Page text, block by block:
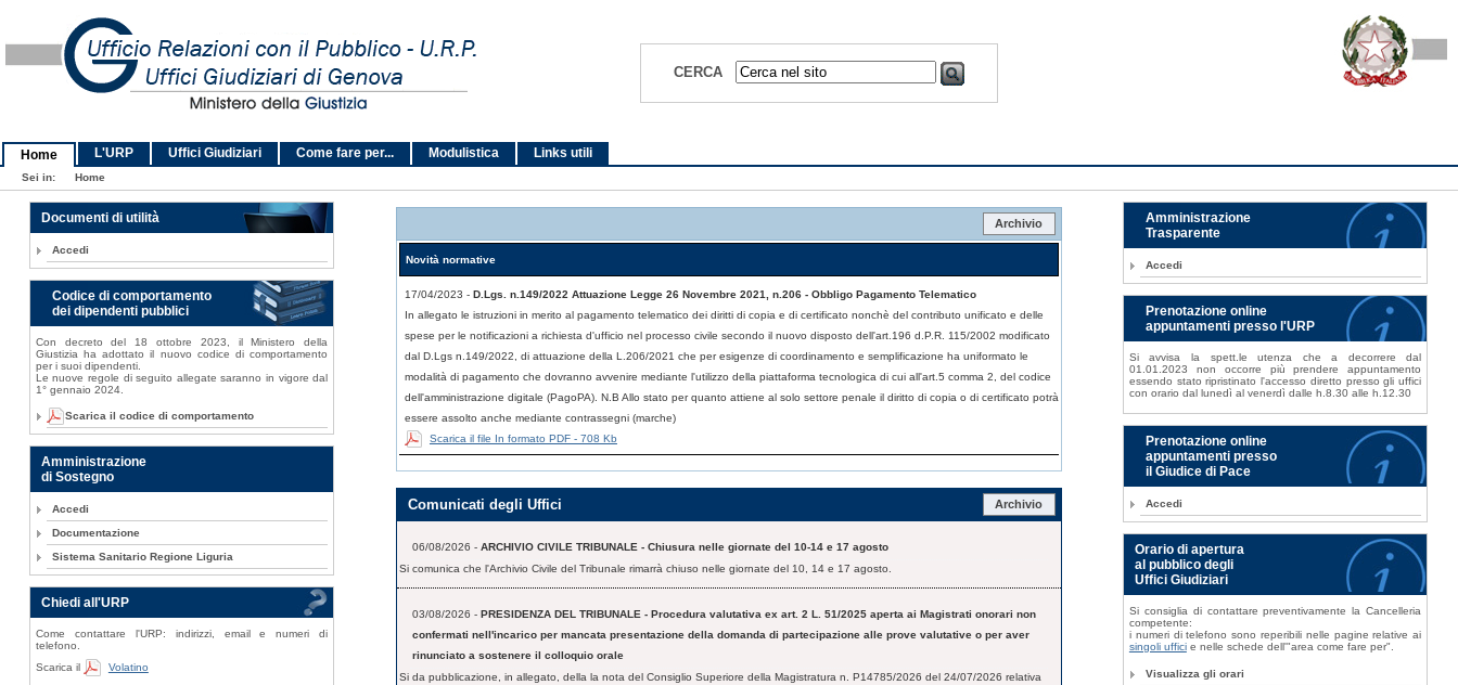
CERCA
Home L'URP Uffici Giudiziari Come fare per... Modulistica Links utili
Sei in: Home
Archivio
Novità normative
17/04/2023 - D.Lgs. n.149/2022 Attuazione Legge 26 Novembre 2021, n.206 - Obbligo Pagamento Telematico
In allegato le istruzioni in merito al pagamento telematico dei diritti di copia e di certificato nonchè del contributo unificato e delle
spese per le notificazioni a richiesta d'ufficio nel processo civile secondo il nuovo disposto dell'art.196 d.P.R. 115/2002 modificato
dal D.Lgs n.149/2022, di attuazione della L.206/2021 che per esigenze di coordinamento e semplificazione ha uniformato le
modalità di pagamento che dovranno avvenire mediante l'utilizzo della piattaforma tecnologica di cui all'art.5 comma 2, del codice
dell'amministrazione digitale (PagoPA). N.B Allo stato per quanto attiene al solo settore penale il diritto di copia o di certificato potrà
essere assolto anche mediante contrassegni (marche)
Scarica il file In formato PDF - 708 Kb
Archivio
Comunicati degli Uffici
06/08/2026 - ARCHIVIO CIVILE TRIBUNALE - Chiusura nelle giornate del 10-14 e 17 agosto
Si comunica che l'Archivio Civile del Tribunale rimarrà chiuso nelle giornate del 10, 14 e 17 agosto.
03/08/2026 - PRESIDENZA DEL TRIBUNALE - Procedura valutativa ex art. 2 L. 51/2025 aperta ai Magistrati onorari non
confermati nell'incarico per mancata presentazione della domanda di partecipazione alle prove valutative o per aver
rinunciato a sostenere il colloquio orale
Si da pubblicazione, in allegato, della la nota del Consiglio Superiore della Magistratura n. P14785/2026 del 24/07/2026 relativa
Documenti di utilità
Accedi
Codice di comportamento
dei dipendenti pubblici
Con decreto del 18 ottobre 2023, il Ministero della
Giustizia ha adottato il nuovo codice di comportamento
per i suoi dipendenti.
Le nuove regole di seguito allegate saranno in vigore dal
1° gennaio 2024.
Scarica il codice di comportamento
Amministrazione
di Sostegno
Accedi
Documentazione
Sistema Sanitario Regione Liguria
Chiedi all'URP
Come contattare l'URP: indirizzi, email e numeri di
telefono.
Scarica il
Volatino
Amministrazione
Trasparente
Accedi
Prenotazione online
appuntamenti presso l'URP
Si avvisa la spett.le utenza che a decorrere dal
01.01.2023 non occorre più prendere appuntamento
essendo stato ripristinato l'accesso diretto presso gli uffici
con orario dal lunedì al venerdì dalle h.8.30 alle h.12.30
Prenotazione online
appuntamenti presso
il Giudice di Pace
Accedi
Orario di apertura
al pubblico degli
Uffici Giudiziari
Si consiglia di contattare preventivamente la Cancelleria
competente:
i numeri di telefono sono reperibili nelle pagine relative ai
singoli ufficie nelle schede dell'"area come fare per".
Visualizza gli orari